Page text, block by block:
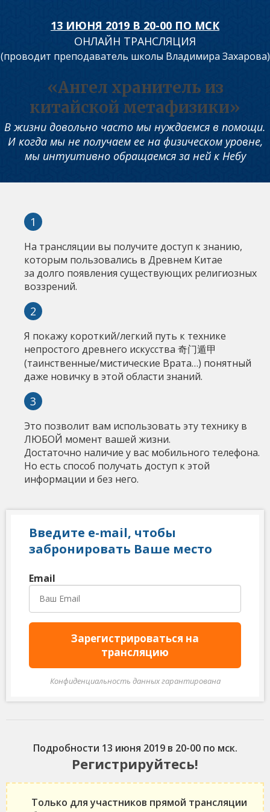
13 ИЮНЯ 2019 В 20-00 ПО МСК
ОНЛАЙН ТРАНСЛЯЦИЯ
(проводит преподаватель школы Владимира Захарова)
«Ангел хранитель из
китайской метафизики»
В жизни довольно часто мы нуждаемся в помощи.
И когда мы не получаем ее на физическом уровне,
мы интуитивно обращаемся за ней к Небу
На трансляции вы получите доступ к знанию,
которым пользовались в Древнем Китае
за долго появления существующих религиозных
воззрений.
Я покажу короткий/легкий путь к технике
непростого древнего искусства 奇门遁甲
(таинственные/мистические Врата…) понятный
даже новичку в этой области знаний.
Это позволит вам использовать эту технику в
ЛЮБОЙ момент вашей жизни.
Достаточно наличие у вас мобильного телефона.
Но есть способ получать доступ к этой
информации и без него.
Введите e-mail, чтобы
забронировать Ваше место
Email
Зарегистрироваться на
трансляцию
Подробности 13 июня 2019 в 20-00 по мск.
Регистрируйтесь!
Только для участников прямой трансляции